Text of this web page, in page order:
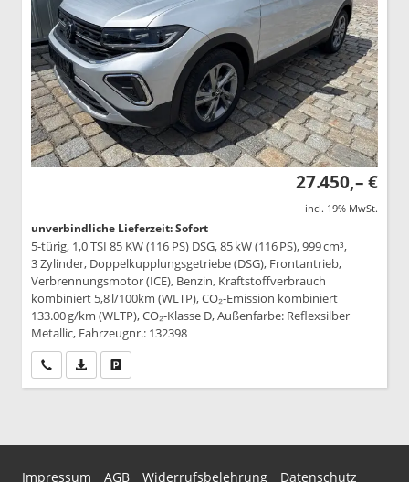
27.450,– €
incl. 19% MwSt.
unverbindliche Lieferzeit: Sofort
5-türig, 1,0 TSI 85 KW (116 PS) DSG, 85 kW (116 PS), 999 cm³,
3 Zylinder, Doppelkupplungsgetriebe (DSG), Frontantrieb,
Verbrennungsmotor (ICE), Benzin, Kraftstoffverbrauch
kombiniert 5,8 l/100km (WLTP), CO₂-Emission kombiniert
133.00 g/km (WLTP), CO₂-Klasse D, Außenfarbe: Reflexsilber
Metallic, Fahrzeugnr.: 132398
Wir rufen Sie anPDF-Datei, Fahrzeugexposé drucken
Impressum AGB Widerrufsbelehrung Datenschutz